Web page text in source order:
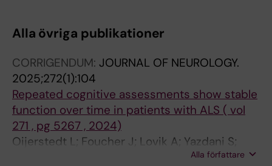
Alla övriga publikationer
CORRIGENDUM: JOURNAL OF NEUROLOGY.
2025;272(1):104
Repeated cognitive assessments show stable
function over time in patients with ALS ( vol
271 , pg 5267 , 2024)
Oijerstedt L; Foucher J; Lovik A; Yazdani S;
Alla författare